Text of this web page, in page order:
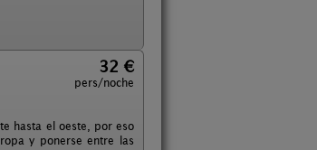
32 €
pers/noche
hasta el oeste, por eso
y ponerse entre las